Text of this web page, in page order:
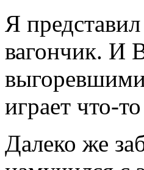
Я
вагончик. И
играет что-
Далеко же